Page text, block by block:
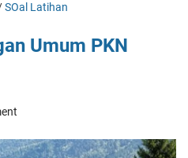
SOal Latihan
Umum PKN